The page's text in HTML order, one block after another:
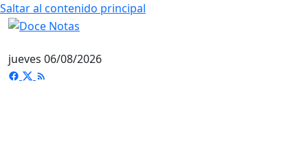
Saltar al contenido principal
jueves 06/08/2026